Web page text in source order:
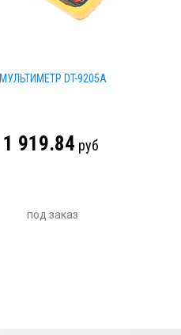
МУЛЬТИМЕТР DT-9205A
1 919.84 руб
под заказ